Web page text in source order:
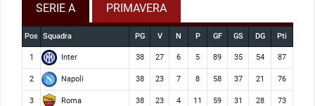
SERIE A PRIMAVERA
Pos Squadra PG V N P GF GS DG Pti
1 Inter 38 27 6 5 89 35 54 87
2 Napoli 38 23 7 8 58 37 21 76
3 Roma 38 23 4 11 59 31 28 73